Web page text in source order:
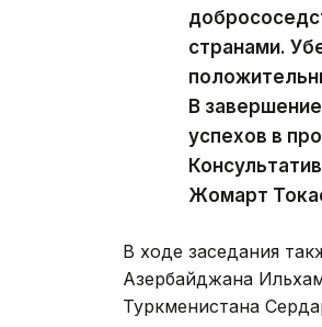
странами.
В
успехов в
Жомарт
В ходе заседания
Азербайджана
Туркменистана